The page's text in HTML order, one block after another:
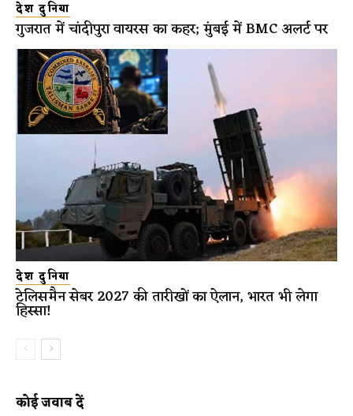
देश दुनिया
गुजरात में चांदीपुरा वायरस का कहर; मुंबई में BMC अलर्ट पर
देश दुनिया
टेलिसमैन सेबर 2027 की तारीखों का ऐलान, भारत भी लेगा
हिस्सा!
कोई जवाब दें